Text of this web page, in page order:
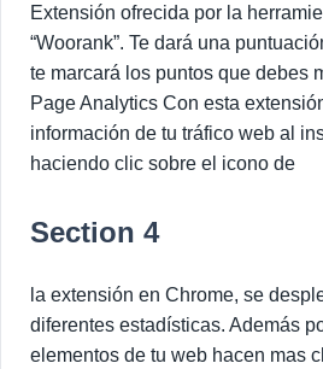
Extensión ofrecida por la
“Woorank”. Te dará una
te marcará los puntos que debes
Page Analytics Con esta
información de tu tráfico web al
haciendo clic sobre el icono de
Section 4
la extensión en Chrome, se
diferentes estadísticas. Además
elementos de tu web hacen mas